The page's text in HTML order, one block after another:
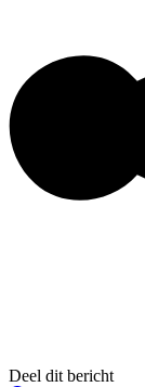
Deel dit bericht